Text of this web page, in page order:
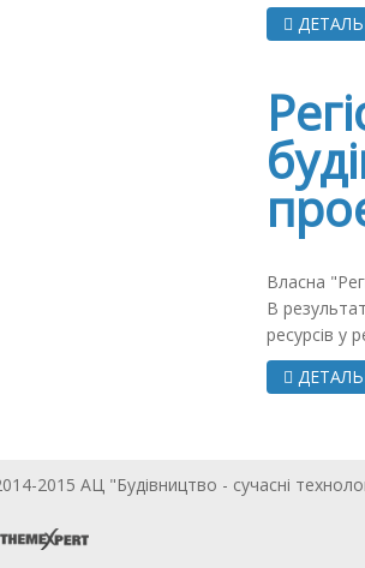
Власна
В
ресурсів у
2015 АЦ "Будівництво - сучасні